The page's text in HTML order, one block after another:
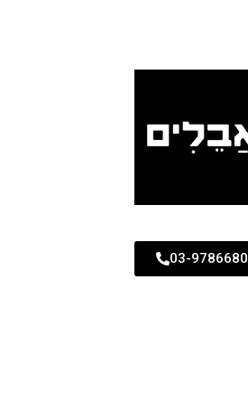
03-9786680